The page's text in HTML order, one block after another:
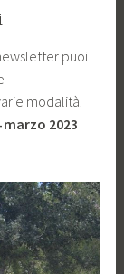
puoi
modalità.
marzo 2023